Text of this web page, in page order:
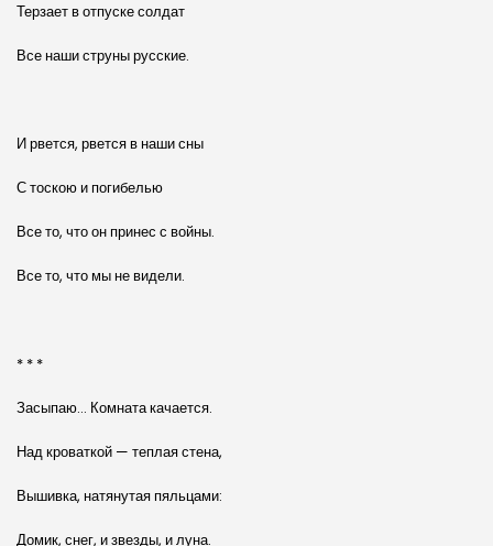
Терзает в отпуске солдат
Все наши струны русские.
И рвется, рвется в наши сны
С тоскою и погибелью
Все то, что он принес с войны.
Все то, что мы не видели.
* * *
Засыпаю… Комната качается.
Над кроваткой — теплая стена,
Вышивка, натянутая пяльцами:
Домик, снег, и звезды, и луна.